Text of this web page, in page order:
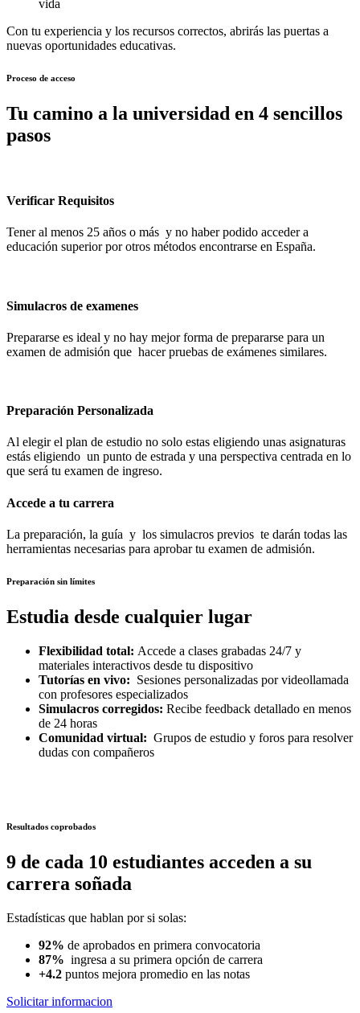
vida
Con tu experiencia y los recursos correctos, abrirás las puertas a
nuevas oportunidades educativas.
Proceso de acceso
Tu camino a la universidad en 4 sencillos
pasos
Verificar Requisitos
Tener al menos 25 años o más y no haber podido acceder a
educación superior por otros métodos encontrarse en España.
Simulacros de examenes
Prepararse es ideal y no hay mejor forma de prepararse para un
examen de admisión que hacer pruebas de exámenes similares.
Preparación Personalizada
Al elegir el plan de estudio no solo estas eligiendo unas asignaturas
estás eligiendo un punto de estrada y una perspectiva centrada en lo
que será tu examen de ingreso.
Accede a tu carrera
La preparación, la guía y los simulacros previos te darán todas las
herramientas necesarias para aprobar tu examen de admisión.
Preparación sin límites
Estudia desde cualquier lugar
Flexibilidad total: Accede a clases grabadas 24/7 y
materiales interactivos desde tu dispositivo
Tutorías en vivo: Sesiones personalizadas por videollamada
con profesores especializados
Simulacros corregidos: Recibe feedback detallado en menos
de 24 horas
Comunidad virtual: Grupos de estudio y foros para resolver
dudas con compañeros
Resultados coprobados
9 de cada 10 estudiantes acceden a su
carrera soñada
Estadísticas que hablan por si solas:
92% de aprobados en primera convocatoria
87% ingresa a su primera opción de carrera
+4.2 puntos mejora promedio en las notas
Solicitar informacion